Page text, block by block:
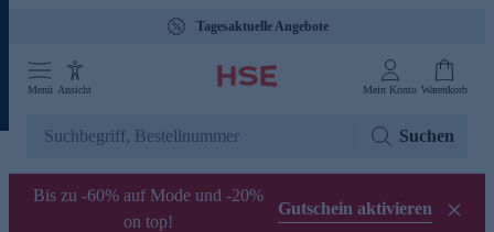
Tagesaktuelle Angebote
Menü Ansicht Mein Konto Warenkorb
Suchen
Bis zu -60% auf Mode und -20%
on top!
Gutschein aktivieren